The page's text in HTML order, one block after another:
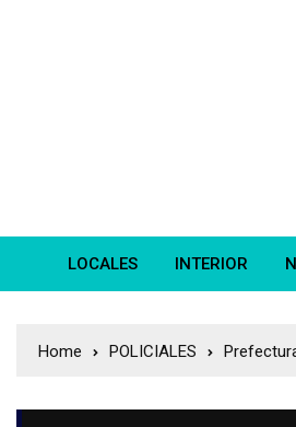
LOCALES INTERIOR
Home POLICIALES